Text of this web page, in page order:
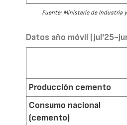
Fuente: Ministerio de Industria
Datos año móvil (jul'25-
Producción cemento
Consumo nacional
(cemento)